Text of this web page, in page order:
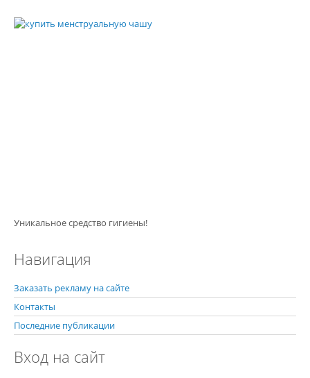
Уникальное средство гигиены!
Навигация
Заказать рекламу на сайте
Контакты
Последние публикации
Вход на сайт